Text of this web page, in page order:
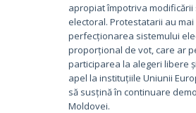
apropiat împotriva modificării
electoral. Protestatarii au mai
perfecționarea sistemului
proporțional de vot, care ar
participarea la alegeri libere
apel la instituțiile Uniunii
să susțină în continuare
Moldovei.